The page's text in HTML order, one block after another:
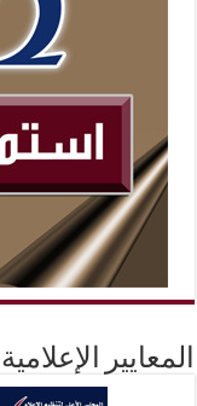
المعايير الإعلامية